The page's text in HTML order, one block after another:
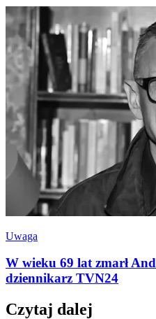
Uwaga
W wieku 69 lat zmarł
dziennikarz TVN24
Czytaj dalej